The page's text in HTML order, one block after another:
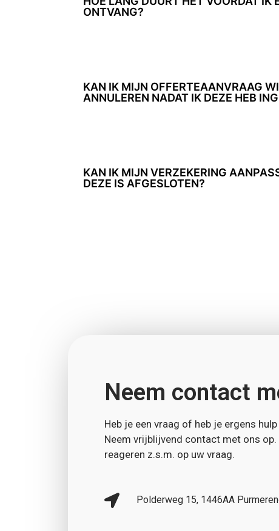
ONTVANG?
KAN IK MIJN OFFERTEAANVRAAG
ANNULEREN NADAT IK DEZE HEB
KAN IK MIJN VERZEKERING
DEZE IS AFGESLOTEN?
Neem contact
Heb je een vraag of heb je ergens
Neem vrijblijvend contact met ons op.
reageren z.s.m. op uw vraag.
Polderweg 15, 1446AA